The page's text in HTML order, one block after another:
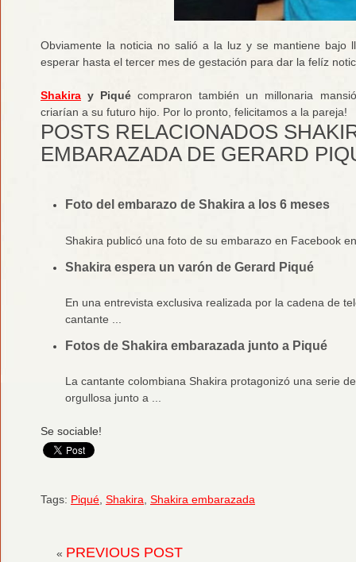
Obviamente la noticia no salió a la luz y se mantiene bajo
esperar hasta el tercer mes de gestación para dar la felíz
Shakira y Piqué compraron también un millonaria
criarían a su futuro hijo. Por lo pronto, felicitamos a la pareja!
POSTS RELACIONADOS
EMBARAZADA DE GERARD
Foto del embarazo de Shakira a los 6 meses
Shakira publicó una foto de su embarazo en Facebook
Shakira espera un varón de Gerard Piqué
En una entrevista exclusiva realizada por la cadena de
cantante ...
Fotos de Shakira embarazada junto a Piqué
La cantante colombiana Shakira protagonizó una serie
orgullosa junto a ...
Se sociable!
Tags: Piqué, Shakira, Shakira embarazada
« PREVIOUS POST